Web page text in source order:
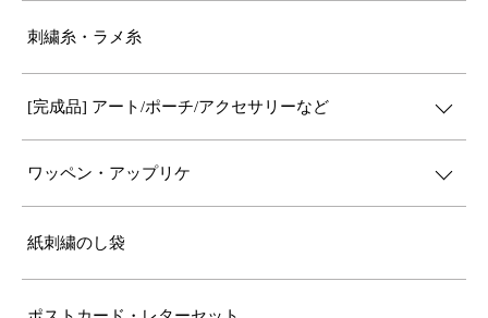
刺繍糸・ラメ糸
[完成品] アート/ポーチ/アクセサリーなど
ワッペン・アップリケ
紙刺繍のし袋